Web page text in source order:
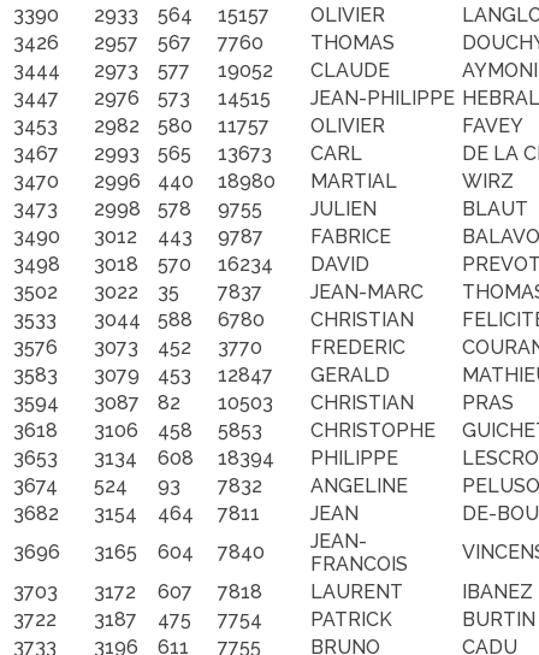
3390
2933 564 15157 OLIVIER
3426
2957 567 7760 THOMAS
3444
2973 577 19052 CLAUDE
3447
2976 573 14515 JEAN-PHILIPPE HEBRAL
3453
2982 580 11757 OLIVIER
FAVEY
3467
2993 565 13673 CARL
DE LA
3470
2996 440 18980 MARTIAL
WIRZ
3473
2998 578 9755 JULIEN
BLAUT
3490
3012 443 9787 FABRICE
3498
3018 570 16234 DAVID
3502
3022 35 7837 JEAN-MARC
3533
3044 588 6780 CHRISTIAN
3576
3073 452 3770 FREDERIC
3583
3079 453 12847 GERALD
3594
3087 82 10503 CHRISTIAN
PRAS
3618
3106 458 5853 CHRISTOPHE
3653
3134 608 18394 PHILIPPE
3674
524 93 7832 ANGELINE
PELUSO
3682
3154 464 7811 JEAN
DE-
3696
3165 604 7840
JEAN-
FRANCOIS
3703
3172 607 7818 LAURENT
IBANEZ
3722
3187 475 7754 PATRICK
BURTIN
3733
3196 611 7755 BRUNO CADU